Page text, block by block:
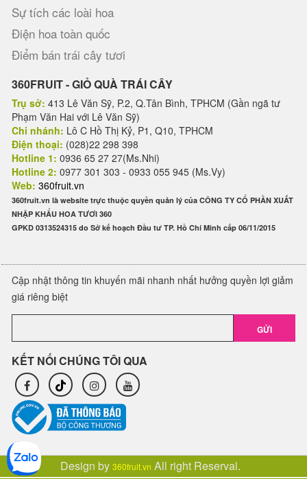
Sự tích các loài hoa
Điện hoa toàn quốc
Điểm bán trái cây tươi
360FRUIT - GIỎ QUÀ TRÁI CÂY
Trụ sở: 413 Lê Văn Sỹ, P.2, Q.Tân Bình, TPHCM (Gần ngã tư
Phạm Văn Hai với Lê Văn Sỹ)
Chi nhánh: Lô C Hồ Thị Kỷ, P1, Q10, TPHCM
Điện thoại: (028)22 298 398
Hotline 1: 0936 65 27 27(Ms.Nhi)
Hotline 2: 0977 301 303 - 0933 055 945 (Ms.Vy)
Web: 360fruit.vn
360fruit.vn là website trực thuộc quyền quản lý của CÔNG TY CỔ PHẦN XUẤT
NHẬP KHẨU HOA TƯƠI 360
GPKD 0313524315 do Sở kế hoạch Đầu tư TP. Hồ Chí Minh cấp 06/11/2015
Cập nhật thông tin khuyến mãi nhanh nhất hưởng quyền lợi giảm
giá riêng biệt
GỬI
KẾT NỐI CHÚNG TÔI QUA
Design by 360fruit.vn All right Reserval.